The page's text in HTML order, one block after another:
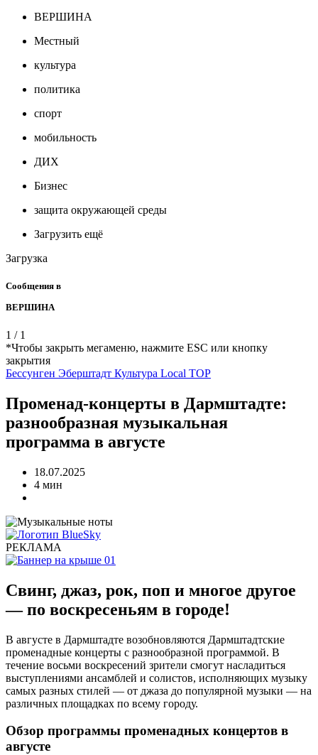
ВЕРШИНА
Местный
культура
политика
спорт
мобильность
ДИХ
Бизнес
защита окружающей среды
Загрузить ещё
Загрузка
Сообщения в
ВЕРШИНА
1 / 1
*Чтобы закрыть мегаменю, нажмите ESC или кнопку
закрытия
Бессунген Эберштадт Культура Local TOP
Променад-концерты в Дармштадте:
разнообразная музыкальная
программа в августе
18.07.2025
4 мин
РЕКЛАМА
Свинг, джаз, рок, поп и многое другое
— по воскресеньям в городе!
В августе в Дармштадте возобновляются Дармштадтские
променадные концерты с разнообразной программой. В
течение восьми воскресений зрители смогут насладиться
выступлениями ансамблей и солистов, исполняющих музыку
самых разных стилей — от джаза до популярной музыки — на
различных площадках по всему городу.
Обзор программы променадных концертов в
августе